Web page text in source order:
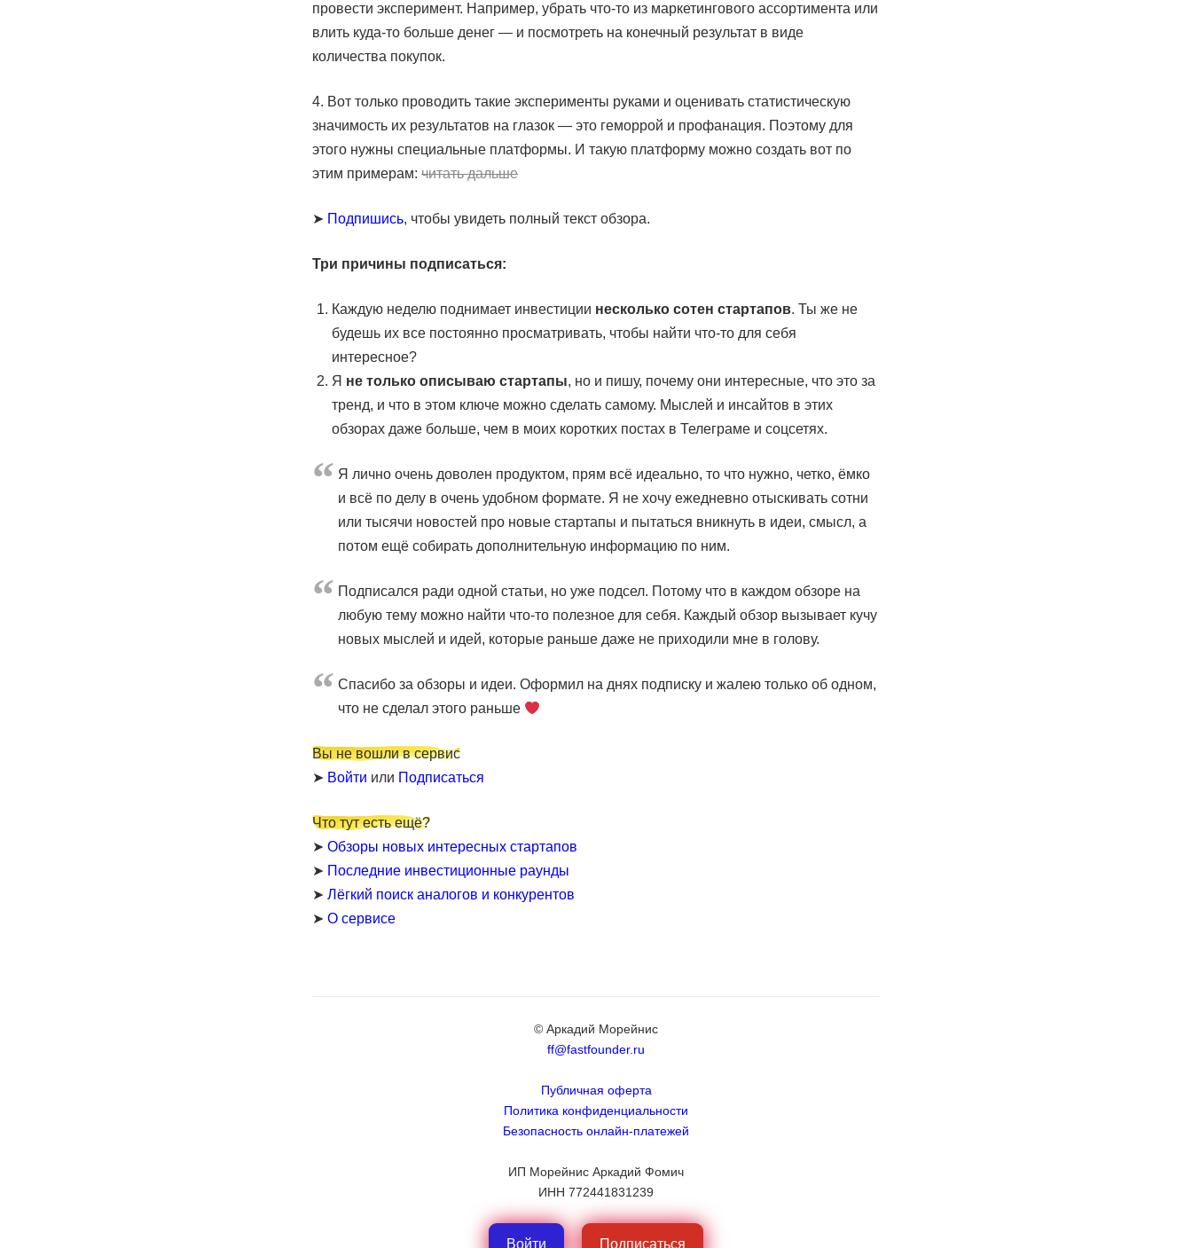
Войти Подписаться
провести эксперимент. Например, убрать что-то из маркетингового ассортимента или
влить куда-то больше денег — и посмотреть на конечный результат в виде
количества покупок.
4. Вот только проводить такие эксперименты руками и оценивать статистическую
значимость их результатов на глазок — это геморрой и профанация. Поэтому для
этого нужны специальные платформы. И такую платформу можно создать вот по
этим примерам: читать дальше
➤ Подпишись, чтобы увидеть полный текст обзора.
Три причины подписаться:
Каждую неделю поднимает инвестиции несколько сотен стартапов. Ты же не
будешь их все постоянно просматривать, чтобы найти что-то для себя
интересное?
Я не только описываю стартапы, но и пишу, почему они интересные, что это за
тренд, и что в этом ключе можно сделать самому. Мыслей и инсайтов в этих
обзорах даже больше, чем в моих коротких постах в Телеграме и соцсетях.
Я лично очень доволен продуктом, прям всё идеально, то что нужно, четко, ёмко
и всё по делу в очень удобном формате. Я не хочу ежедневно отыскивать сотни
или тысячи новостей про новые стартапы и пытаться вникнуть в идеи, смысл, а
потом ещё собирать дополнительную информацию по ним.
Подписался ради одной статьи, но уже подсел. Потому что в каждом обзоре на
любую тему можно найти что-то полезное для себя. Каждый обзор вызывает кучу
новых мыслей и идей, которые раньше даже не приходили мне в голову.
Cпасибо за обзоры и идеи. Оформил на днях подписку и жалею только об одном,
что не сделал этого раньше
Вы не вошли в сервис
➤ Войти или Подписаться
Что тут есть ещё?
➤ Обзоры новых интересных стартапов
➤ Последние инвестиционные раунды
➤ Лёгкий поиск аналогов и конкурентов
➤ О сервисе
© Аркадий Морейнис
ff@fastfounder.ru
Публичная оферта
Политика конфиденциальности
Безопасность онлайн-платежей
ИП Морейнис Аркадий Фомич
ИНН 772441831239